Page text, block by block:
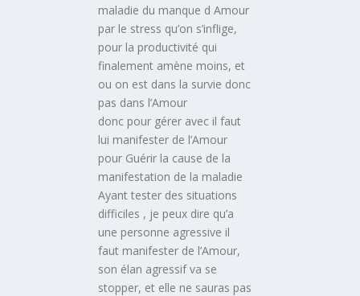
maladie du manque d Amour
par le stress qu’on s’inflige,
pour la productivité qui
finalement amène moins, et
ou on est dans la survie donc
pas dans l’Amour
donc pour gérer avec il faut
lui manifester de l’Amour
pour Guérir la cause de la
manifestation de la maladie
Ayant tester des situations
difficiles , je peux dire qu’a
une personne agressive il
faut manifester de l’Amour,
son élan agressif va se
stopper, et elle ne sauras pas